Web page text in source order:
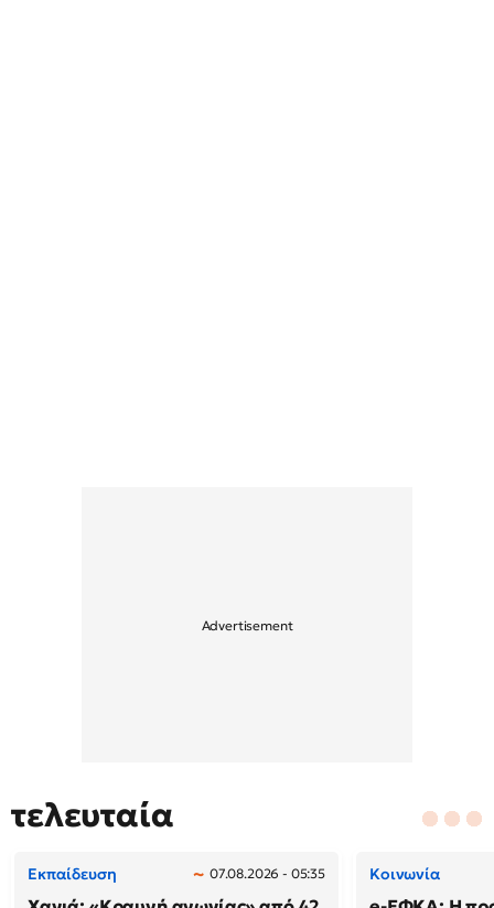
τελευταία
Εκπαίδευση 07.08.2026 - 05:35 Κοινωνία